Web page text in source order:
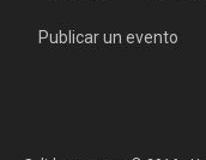
Publicar un evento